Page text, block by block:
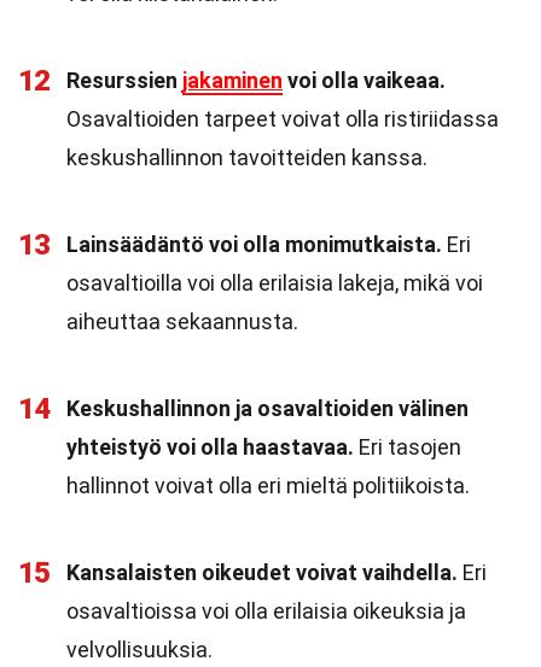
12 Resurssien jakaminen voi olla vaikeaa.
Osavaltioiden tarpeet voivat olla ristiriidassa
keskushallinnon tavoitteiden kanssa.
13 Lainsäädäntö voi olla monimutkaista. Eri
osavaltioilla voi olla erilaisia lakeja, mikä voi
aiheuttaa sekaannusta.
14
Keskushallinnon ja osavaltioiden välinen
yhteistyö voi olla haastavaa. Eri tasojen
hallinnot voivat olla eri mieltä politiikoista.
15 Kansalaisten oikeudet voivat vaihdella. Eri
osavaltioissa voi olla erilaisia oikeuksia ja
velvollisuuksia.